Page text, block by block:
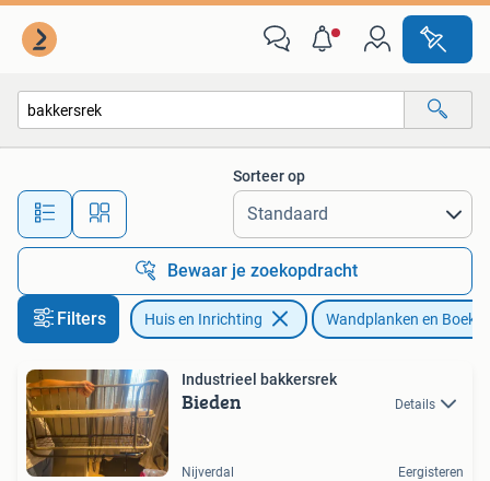
Alle afstanden…
Sorteer op
Bewaar je zoekopdracht
Filters Huis en Inrichting Wandplanken en
Industrieel bakkersrek
Bieden Details
Nijverdal Eergisteren